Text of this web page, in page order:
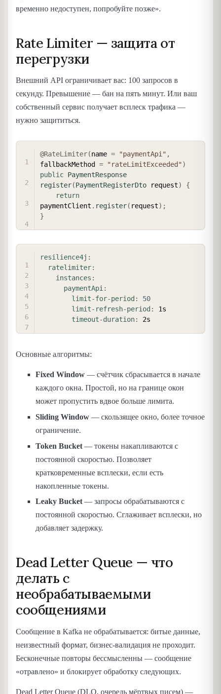
временно недоступен, попробуйте позже».
Rate Limiter — защита от
перегрузки
Внешний API ограничивает вас: 100 запросов в
секунду. Превышение — бан на пять минут. Или ваш
собственный сервис получает всплеск трафика —
нужно защититься.
@RateLimiter(name = "paymentApi" ,
fallbackMethod = "rateLimitExceeded")
public PaymentResponse
register(PaymentRegisterDto request)
{
return
paymentClient . register( request) ;
}
resilience4j :
ratelimiter:
instances :
paymentApi:
limit-for-period :
50
limit-refresh-period :
1s
timeout-duration:
Основные алгоритмы:
Fixed Window — счётчик сбрасывается в начале
каждого окна. Простой, но на границе окон
может пропустить вдвое больше лимита.
Sliding Window — скользящее окно, более точное
ограничение.
Token Bucket — токены накапливаются с
постоянной скоростью. Позволяет
кратковременные всплески, если есть
накопленные токены.
Leaky Bucket— запросы обрабатываются с
постоянной скоростью. Сглаживает всплески, но
добавляет задержку.
Dead Letter Queue — что
делать с
необрабатываемыми
сообщениями
Сообщение в Kafka не обрабатывается: битые данные,
неизвестный формат, бизнес-валидация не проходит.
Бесконечные повторы бессмысленны — сообщение
«отравлено» и блокирует обработку следующих.
Dead Letter Queue (DLQ, очередь мёртвых писем) —